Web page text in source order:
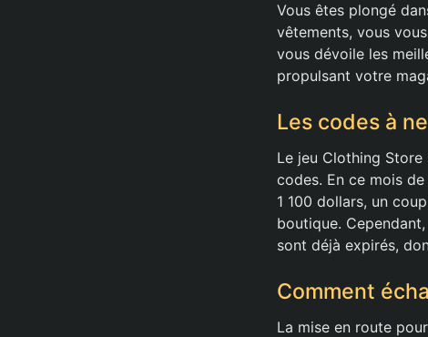
Vous êtes plongé
vêtements, vous
vous dévoile les
propulsant votre
Les codes à
Le jeu Clothing
codes. En ce mois
1 100 dollars, un
boutique.
sont déjà expirés,
Comment
La mise en route